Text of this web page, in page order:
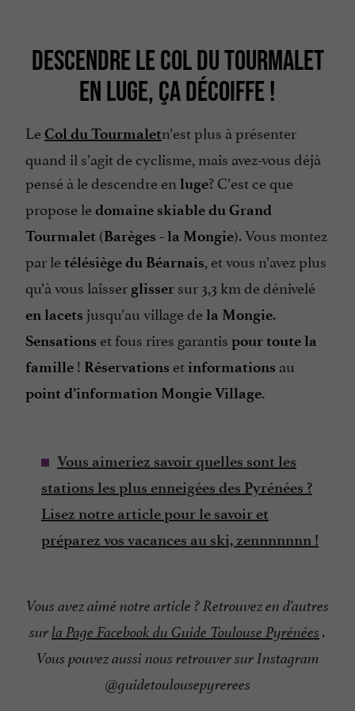
DESCENDRE LE COL DU TOURMALET
EN LUGE, ÇA DÉCOIFFE !
LeCol du Tourmaletn’est plus à présenter
quand il s’agit de cyclisme, mais avez-vous déjà
pensé à le descendre en luge? C’est ce que
propose ledomaine skiable du Grand
Tourmalet (Barèges - la Mongie). Vous montez
par letélésiège du Béarnais, et vous n’avez plus
qu’à vous laisser glisser sur 3,3 km de dénivelé
en lacets jusqu’au village dela Mongie.
Sensations et fous rires garantis pour toute la
famille ! Réservations etinformations au
point d’information Mongie Village.
Vous aimeriez savoir quelles sont les
stations les plus enneigées des Pyrénées ?
Lisez notre article pour le savoir et
préparez vos vacances au ski, zennnnnnn !
Vous avez aimé notre article ? Retrouvez en d’autres
surla Page Facebook du Guide Toulouse Pyrénées .
Vous pouvez aussi nous retrouver sur Instagram
@guidetoulousepyrerees